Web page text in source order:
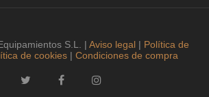
S.L. | Aviso legal| Política de
de cookies| Condiciones de compra